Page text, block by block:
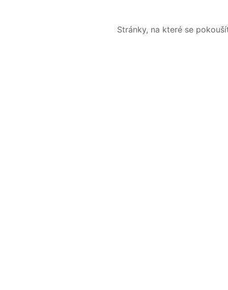
Stránky, na které se